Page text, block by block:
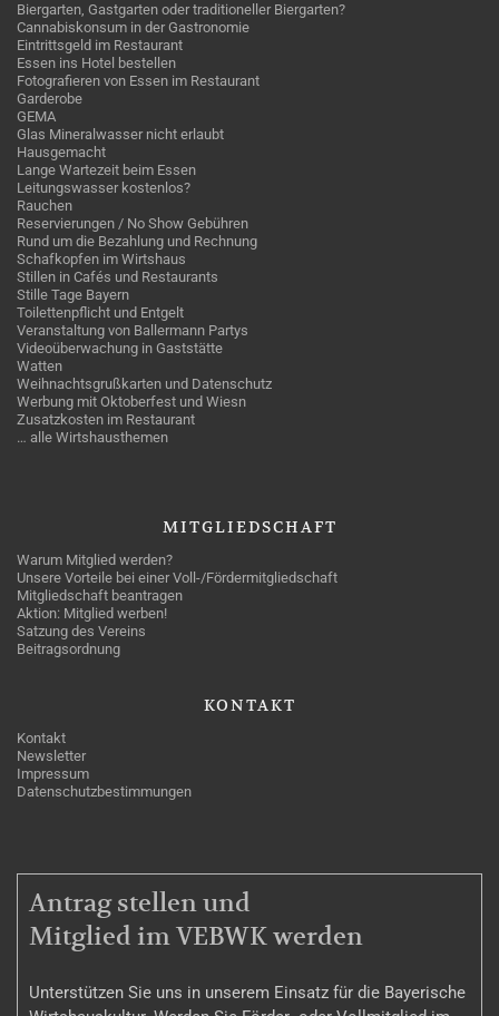
Biergarten, Gastgarten oder traditioneller Biergarten?
Cannabiskonsum in der Gastronomie
Eintrittsgeld im Restaurant
Essen ins Hotel bestellen
Fotografieren von Essen im Restaurant
Garderobe
GEMA
Glas Mineralwasser nicht erlaubt
Hausgemacht
Lange Wartezeit beim Essen
Leitungswasser kostenlos?
Rauchen
Reservierungen / No Show Gebühren
Rund um die Bezahlung und Rechnung
Schafkopfen im Wirtshaus
Stillen in Cafés und Restaurants
Stille Tage Bayern
Toilettenpflicht und Entgelt
Veranstaltung von Ballermann Partys
Videoüberwachung in Gaststätte
Watten
Weihnachtsgrußkarten und Datenschutz
Werbung mit Oktoberfest und Wiesn
Zusatzkosten im Restaurant
… alle Wirtshausthemen
MITGLIEDSCHAFT
Warum Mitglied werden?
Unsere Vorteile bei einer Voll-/Fördermitgliedschaft
Mitgliedschaft beantragen
Aktion: Mitglied werben!
Satzung des Vereins
Beitragsordnung
KONTAKT
Kontakt
Newsletter
Impressum
Datenschutzbestimmungen
MITGLIEDSCHAFT
Antrag stellen und
Mitglied im VEBWK werden
Unterstützen Sie uns in unserem Einsatz für die Bayerische